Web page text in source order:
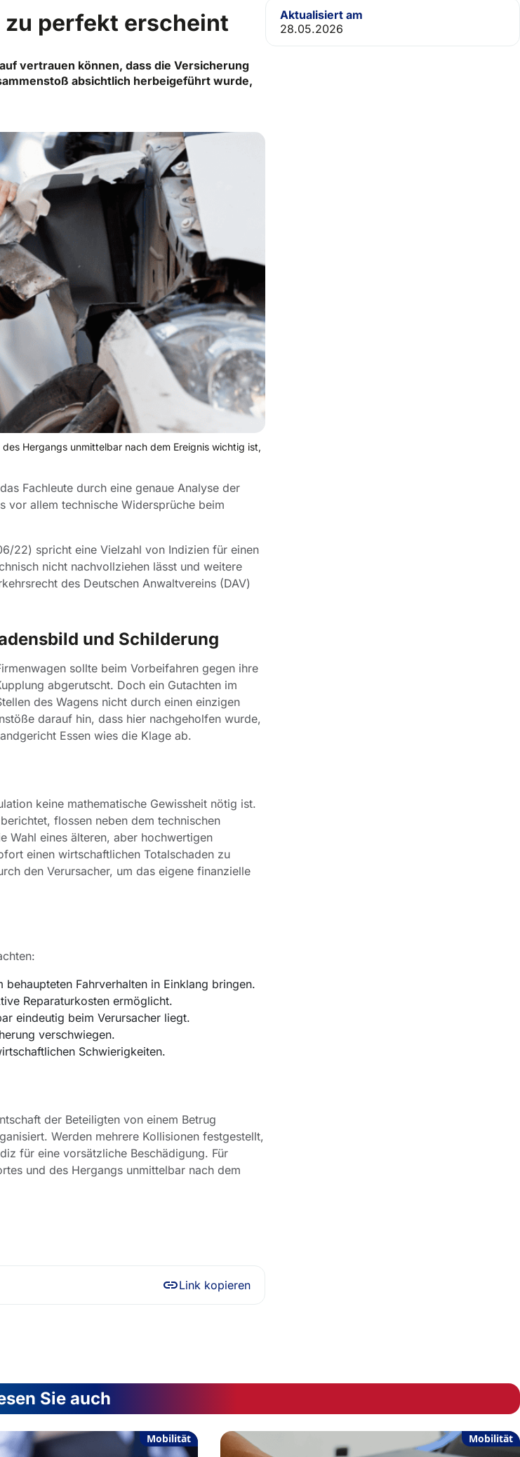
perfekt erscheint
vertrauen können, dass die Versicherung
absichtlich herbeigeführt wurde,
Hergangs unmittelbar nach dem Ereignis wichtig ist,
Fachleute durch eine genaue Analyse der
vor allem technische Widersprüche beim
22) spricht eine Vielzahl von Indizien für einen
nicht nachvollziehen lässt und weitere
des Deutschen Anwaltvereins (DAV)
und Schilderung
sollte beim Vorbeifahren gegen ihre
abgerutscht. Doch ein Gutachten im
des Wagens nicht durch einen einzigen
darauf hin, dass hier nachgeholfen wurde,
Essen wies die Klage ab.
keine mathematische Gewissheit nötig ist.
flossen neben dem technischen
Wahl eines älteren, aber hochwertigen
einen wirtschaftlichen Totalschaden zu
den Verursacher, um das eigene finanzielle
Fahrverhalten in Einklang bringen.
Reparaturkosten ermöglicht.
eindeutig beim Verursacher liegt.
verschwiegen.
Schwierigkeiten.
der Beteiligten von einem Betrug
Werden mehrere Kollisionen festgestellt,
für eine vorsätzliche Beschädigung. Für
und des Hergangs unmittelbar nach dem
Link kopieren
Aktualisiert am
28.05.2026
Sie auch
Mobilität Mobilität